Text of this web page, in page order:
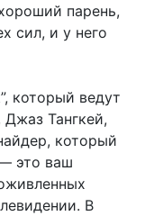
парень,
сил, и у него
который ведут
Тангкей,
который
это ваш
В